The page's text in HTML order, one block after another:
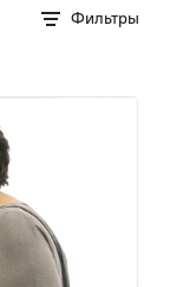
Фильтры